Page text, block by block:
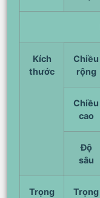
Kích
thước
Chiều
rộng
Chiều
cao
Độ
sâu
Trọng
Trọng